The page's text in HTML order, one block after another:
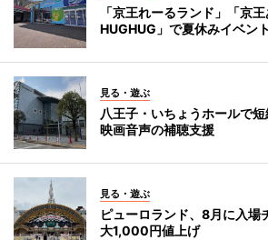
「京王れーるランド」「京
HUGHUG」で夏休みイベント
見る・遊ぶ
八王子・いちょうホールで
映画音声の補聴支援
見る・遊ぶ
ピューロランド、8月に入
大1,000円値上げ